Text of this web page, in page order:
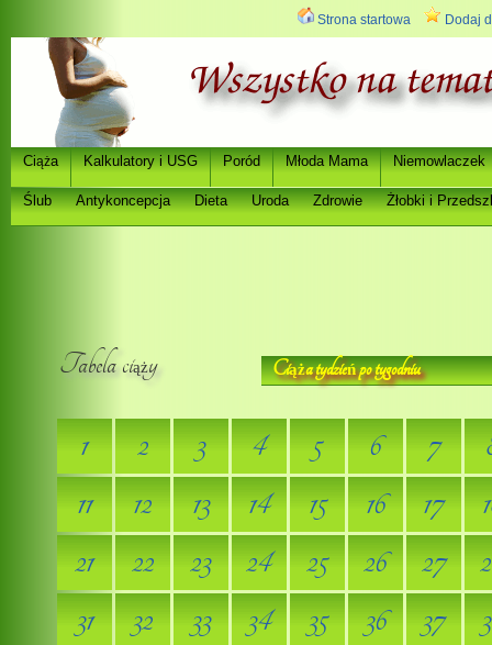
Strona startowa Dodaj
Ciąża Kalkulatory i USG Poród Młoda Mama Niemowlaczek
Ślub Antykoncepcja Dieta Uroda Zdrowie Żłobki i
Ciąża tydzieńpo tygodniu
Tabela ciąży
1 2 3 4 5 6 7
11
12 13 14 15 16 17
21
22 23 24 25 26 27
31
32 33 34 35 36 37